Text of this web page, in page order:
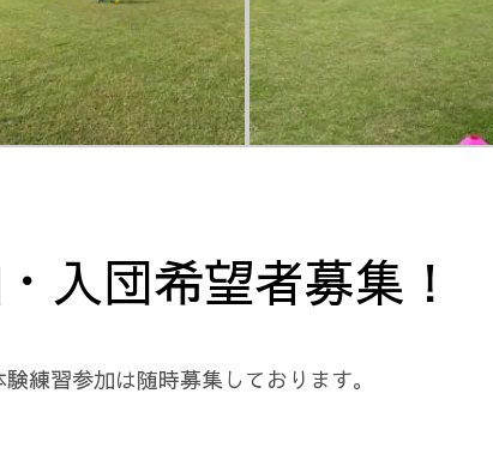
入団希望者募集！
練習参加は随時募集しております。